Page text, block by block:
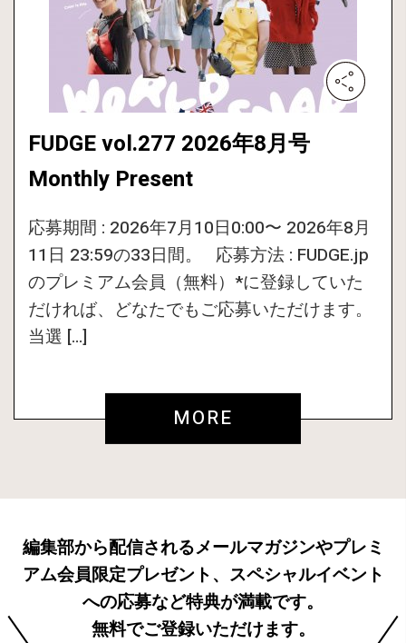
FUDGE vol.277 2026年8月号
Monthly Present
応募期間 : 2026年7月10日0:00〜 2026年8月
11日 23:59の33日間。 応募方法 : FUDGE.jp
のプレミアム会員（無料）*に登録していた
だければ、どなたでもご応募いただけます。
当選 […]
MORE
編集部から配信されるメールマガジンやプレミ
アム会員限定プレゼント、スペシャルイベント
への応募など特典が満載です。
無料でご登録いただけます。